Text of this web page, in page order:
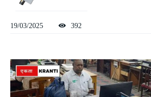
19/03/2025 392